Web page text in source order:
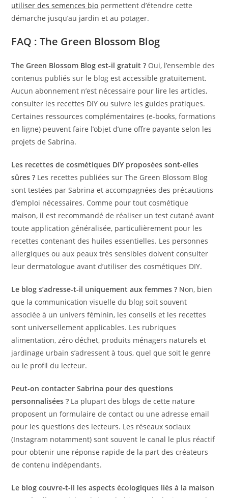
utiliser des semences bio permettent d’étendre cette
démarche jusqu’au jardin et au potager.
FAQ : The Green Blossom Blog
The Green Blossom Blog est-il gratuit ? Oui, l’ensemble des
contenus publiés sur le blog est accessible gratuitement.
Aucun abonnement n’est nécessaire pour lire les articles,
consulter les recettes DIY ou suivre les guides pratiques.
Certaines ressources complémentaires (e-books, formations
en ligne) peuvent faire l’objet d’une offre payante selon les
projets de Sabrina.
Les recettes de cosmétiques DIY proposées sont-elles
sûres ? Les recettes publiées sur The Green Blossom Blog
sont testées par Sabrina et accompagnées des précautions
d’emploi nécessaires. Comme pour tout cosmétique
maison, il est recommandé de réaliser un test cutané avant
toute application généralisée, particulièrement pour les
recettes contenant des huiles essentielles. Les personnes
allergiques ou aux peaux très sensibles doivent consulter
leur dermatologue avant d’utiliser des cosmétiques DIY.
Le blog s’adresse-t-il uniquement aux femmes ? Non, bien
que la communication visuelle du blog soit souvent
associée à un univers féminin, les conseils et les recettes
sont universellement applicables. Les rubriques
alimentation, zéro déchet, produits ménagers naturels et
jardinage urbain s’adressent à tous, quel que soit le genre
ou le profil du lecteur.
Peut-on contacter Sabrina pour des questions
personnalisées ? La plupart des blogs de cette nature
proposent un formulaire de contact ou une adresse email
pour les questions des lecteurs. Les réseaux sociaux
(Instagram notamment) sont souvent le canal le plus réactif
pour obtenir une réponse rapide de la part des créateurs
de contenu indépendants.
Le blog couvre-t-il les aspects écologiques liés à la maison